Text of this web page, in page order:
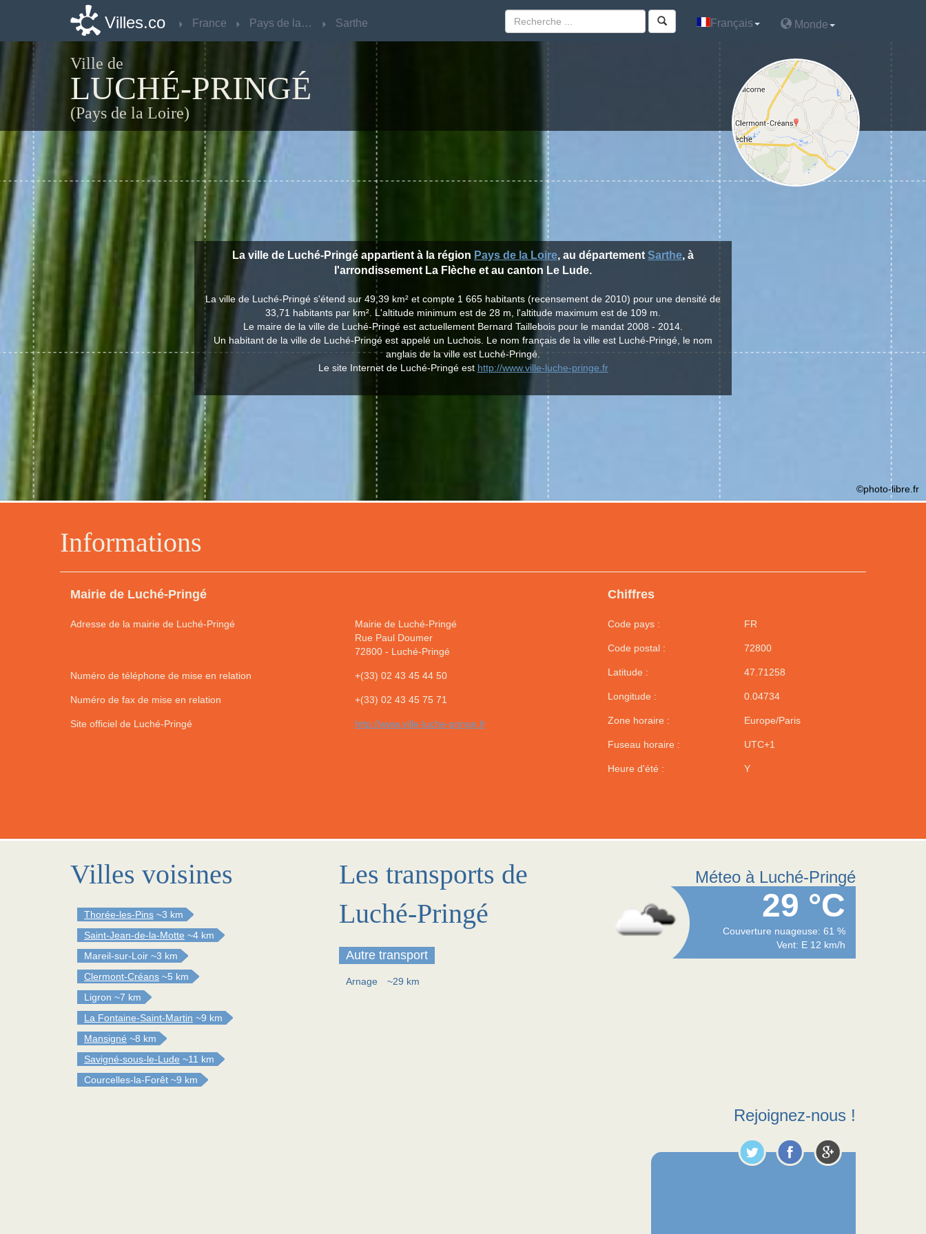
Villes.co France Pays de la Loire Sarthe Français Monde
Ville de
LUCHÉ-PRINGÉ
(Pays de la Loire)
Informations
Mairie de Luché-Pringé
Adresse de la mairie de Luché-Pringé
Mairie de Luché-Pringé
Rue Paul Doumer
72800- Luché-Pringé
Numéro de téléphone de mise en relation +(33) 02 43 45 44 50
Numéro de fax de mise en relation +(33) 02 43 45 75 71
Site officiel de Luché-Pringé http://www.ville-luche-pringe.fr
Chiffres
Code pays : FR
Code postal : 72800
Latitude : 47.71258
Longitude : 0.04734
Zone horaire : Europe/Paris
Fuseau horaire : UTC+1
Heure d'été : Y
La ville de Luché-Pringé appartient à la région Pays de la Loire, au département Sarthe, à
l'arrondissement La Flèche et au canton Le Lude.
La ville de Luché-Pringé s'étend sur 49,39 km² et compte 1 665 habitants (recensement de 2010) pour une densité de
33,71 habitants par km². L'altitude minimum est de 28 m, l'altitude maximum est de 109 m.
Le maire de la ville de Luché-Pringé est actuellement Bernard Taillebois pour le mandat 2008 - 2014.
Un habitant de la ville de Luché-Pringé est appelé un Luchois. Le nom français de la ville est Luché-Pringé, le nom
anglais de la ville est Luché-Pringé.
Le site Internet de Luché-Pringé est http://www.ville-luche-pringe.fr
©photo-libre.fr
Villes voisines
Thorée-les-Pins ~3 km
Saint-Jean-de-la-Motte ~4 km
Mareil-sur-Loir ~3 km
Clermont-Créans ~5 km
Ligron ~7 km
La Fontaine-Saint-Martin ~9 km
Mansigné ~8 km
Savigné-sous-le-Lude ~11 km
Courcelles-la-Forêt ~9 km
Les transports de
Luché-Pringé
Autre transport
Arnage ~29 km
Méteo à Luché-Pringé
29 °C
Couverture nuageuse: 61 %
Vent: E 12 km/h
Rejoignez-nous !
Villes.co France Pays de la Loire Sarthe Français Monde